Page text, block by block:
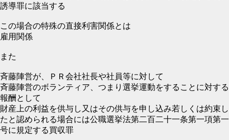
誘導罪に該当する
この場合の特殊の直接利害関係とは
雇用関係
また
斉藤陣営が、ＰＲ会社社長や社員等に対して
斉藤陣営のボランティア、つまり選挙運動をすることに対する
報酬として
財産上の利益を供与し又はその供与を申し込み若しくは約束し
たと認められる場合には公職選挙法第二百二十一条第一項第一
号に規定する買収罪